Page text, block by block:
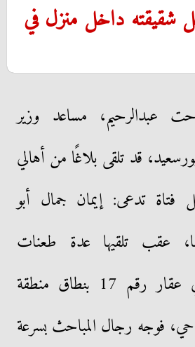
شقيقته داخل منزل في
عبدالرحيم، مساعد وزير
قد تلقى بلاغًا من أهالي
فتاة تدعى: إيمان جمال أبو
30 عامًا، عقب تلقيها عدة طعنات
متعددة، وذلك في عقار رقم 17 بنطاق منطقة
فوجه رجال المباحث بسرعة